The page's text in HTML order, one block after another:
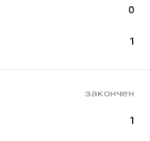
0
1
закончен
1